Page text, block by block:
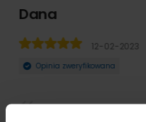
Weronika
05-12-
Opinia zweryfikowana